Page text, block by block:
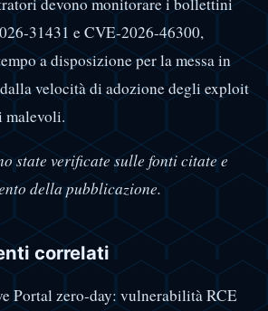
devono monitorare i bollettini
31431 e CVE-2026-46300,
a disposizione per la messa in
velocità di adozione degli exploit
malevoli.
state verificate sulle fonti citate e
della pubblicazione.
correlati
Portal zero-day: vulnerabilità RCE